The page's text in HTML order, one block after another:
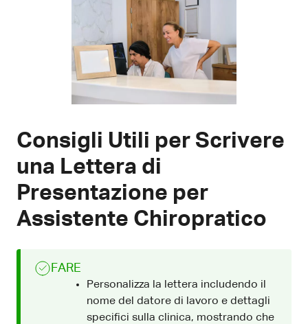
Consigli Utili per Scrivere
una Lettera di
Presentazione per
Assistente Chiropratico
FARE
Personalizza la lettera includendo il
nome del datore di lavoro e dettagli
specifici sulla clinica, mostrando che